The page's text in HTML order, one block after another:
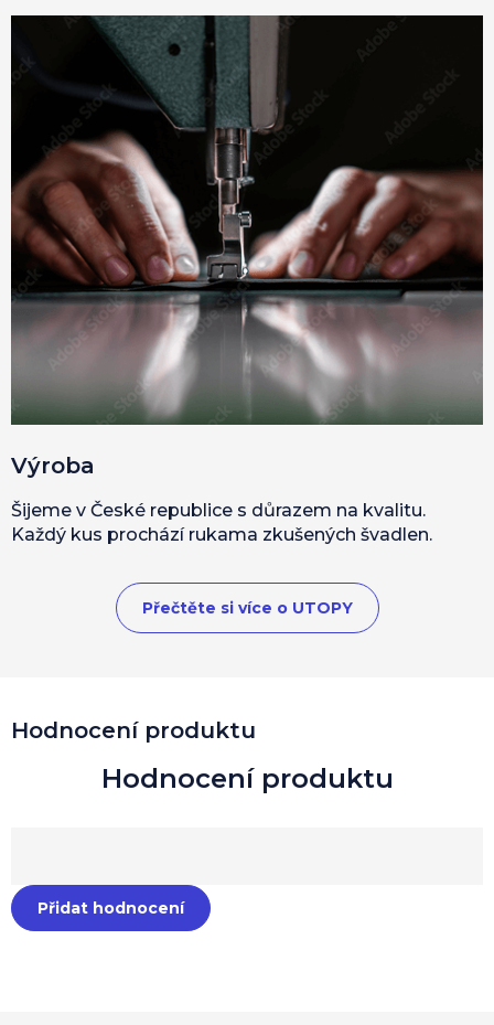
Hodnocení produktu
Přidat hodnocení
Výroba
Šijeme v České republice s důrazem na kvalitu.
Každý kus prochází rukama zkušených švadlen.
Přečtěte si více o UTOPY